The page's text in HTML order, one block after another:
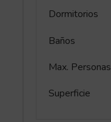
Dormitorios
Baños
Max. Personas
Superficie